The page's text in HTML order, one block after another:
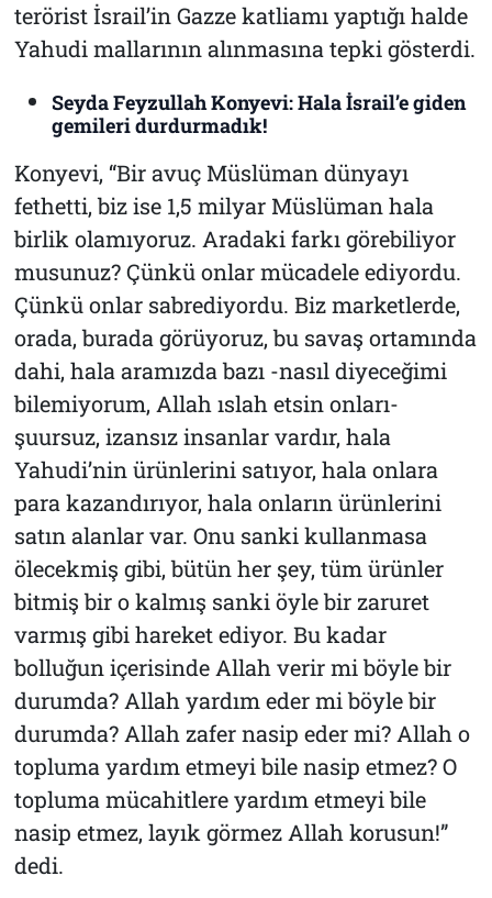
terörist İsrail’in Gazze katliamı yaptığı halde
Yahudi mallarının alınmasına tepki gösterdi.
Seyda Feyzullah Konyevi: Hala İsrail’e giden
gemileri durdurmadık!
Konyevi, “Bir avuç Müslüman dünyayı
fethetti, biz ise 1,5 milyar Müslüman hala
birlik olamıyoruz. Aradaki farkı görebiliyor
musunuz? Çünkü onlar mücadele ediyordu.
Çünkü onlar sabrediyordu. Biz marketlerde,
orada, burada görüyoruz, bu savaş ortamında
dahi, hala aramızda bazı -nasıl diyeceğimi
bilemiyorum, Allah ıslah etsin onları-
şuursuz, izansız insanlar vardır, hala
Yahudi’nin ürünlerini satıyor, hala onlara
para kazandırıyor, hala onların ürünlerini
satın alanlar var. Onu sanki kullanmasa
ölecekmiş gibi, bütün her şey, tüm ürünler
bitmiş bir o kalmış sanki öyle bir zaruret
varmış gibi hareket ediyor. Bu kadar
bolluğun içerisinde Allah verir mi böyle bir
durumda? Allah yardım eder mi böyle bir
durumda? Allah zafer nasip eder mi? Allah o
topluma yardım etmeyi bile nasip etmez? O
topluma mücahitlere yardım etmeyi bile
nasip etmez, layık görmez Allah korusun!”
dedi.